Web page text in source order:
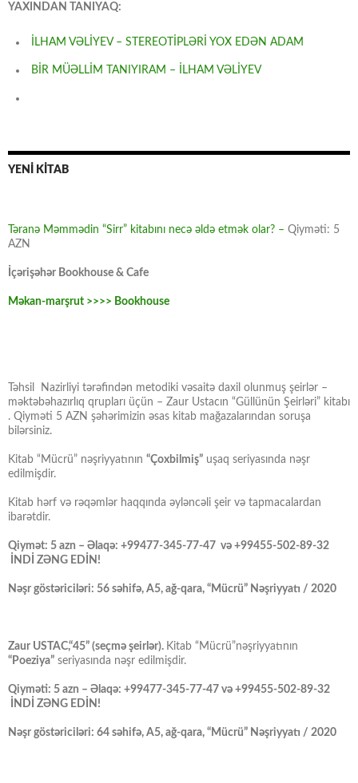
YAXINDAN TANIYAQ:
İLHAM VƏLİYEV – STEREOTİPLƏRİ YOX EDƏN ADAM
BİR MÜƏLLİM TANIYIRAM – İLHAM VƏLİYEV
YENİ KİTAB
Təranə Məmmədin “Sirr” kitabını necə əldə etmək olar? – Qiyməti: 5
AZN
İçərişəhər Bookhouse & Cafe
Məkan-marşrut >>>> Bookhouse
Təhsil Nazirliyi tərəfindən metodiki vəsaitə daxil olunmuş şeirlər –
məktəbəhazırlıq qrupları üçün – Zaur Ustacın “Güllünün Şeirləri” kitabı
. Qiyməti 5 AZN şəhərimizin əsas kitab mağazalarından soruşa
bilərsiniz.
Kitab “Mücrü” nəşriyyatının “Çoxbilmiş” uşaq seriyasında nəşr
edilmişdir.
Kitab hərf və rəqəmlər haqqında əyləncəli şeir və tapmacalardan
ibarətdir.
Qiymət: 5 azn – Əlaqə: +99477-345-77-47 və +99455-502-89-32
İNDİ ZƏNG EDİN!
Nəşr göstəriciləri: 56 səhifə, A5, ağ-qara, “Mücrü” Nəşriyyatı / 2020
Zaur USTAC,“45” (seçmə şeirlər). Kitab “Mücrü”nəşriyyatının
“Poeziya” seriyasında nəşr edilmişdir.
Qiyməti: 5 azn – Əlaqə: +99477-345-77-47 və +99455-502-89-32
İNDİ ZƏNG EDİN!
Nəşr göstəriciləri: 64 səhifə, A5, ağ-qara, “Mücrü” Nəşriyyatı / 2020